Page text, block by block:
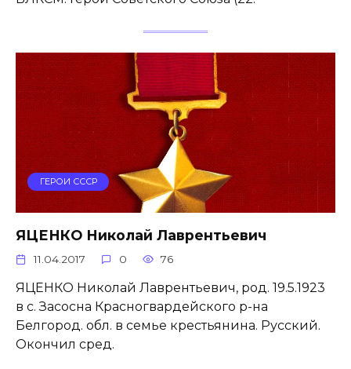
ГЕРОИ СССР
ЯЦЕНКО Николай Лаврентьевич
11.04.2017 0 76
ЯЦЕНКО Николай Лаврентьевич, род. 19.5.1923
в с. Засосна Красногвардейского р-на
Белгород. обл. в семье крес­тьянина. Русский.
Окончил сред.